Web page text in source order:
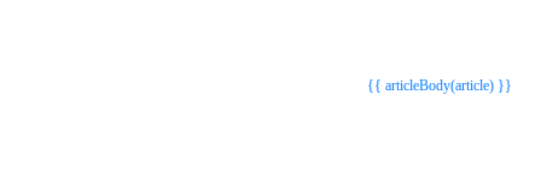
{{ articleBody(article) }}